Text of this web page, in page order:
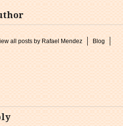
all posts by Rafael Mendez Blog